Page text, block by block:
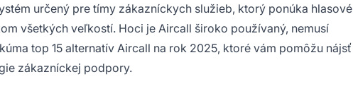
určený pre tímy zákazníckych služieb, ktorý ponúka hlasové
všetkých veľkostí. Hoci je Aircall široko používaný, nemusí
top 15 alternatív Aircall na rok 2025, ktoré vám pomôžu nájsť
zákazníckej podpory.